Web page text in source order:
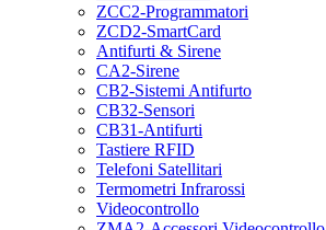
ZCC2-Programmatori
ZCD2-SmartCard
Antifurti & Sirene
CA2-Sirene
CB2-Sistemi Antifurto
CB32-Sensori
CB31-Antifurti
Tastiere RFID
Telefoni Satellitari
Termometri Infrarossi
Videocontrollo